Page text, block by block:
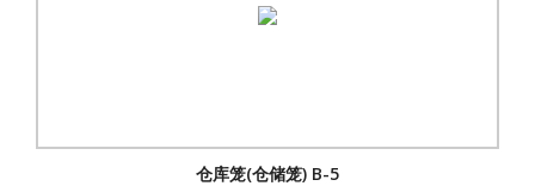
仓库笼(仓储笼) B-5